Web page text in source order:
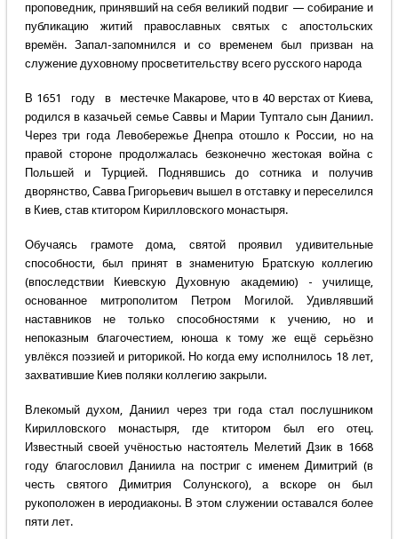
проповедник, принявший на себя великий подвиг — собирание и
публикацию житий православных святых с апостольских
времён. Запал-запомнился и со временем был призван на
служение духовному просветительству всего русского народа
В 1651 году в местечке Макарове, что в 40 верстах от Киева,
родился в казачьей семье Саввы и Марии Туптало сын Даниил.
Через три года Левобережье Днепра отошло к России, но на
правой стороне продолжалась безконечно жестокая война с
Польшей и Турцией. Поднявшись до сотника и получив
дворянство, Савва Григорьевич вышел в отставку и переселился
в Киев, став ктитором Кирилловского монастыря.
Обучаясь грамоте дома, святой проявил удивительные
способности, был принят в знаменитую Братскую коллегию
(впоследствии Киевскую Духовную академию) - училище,
основанное митрополитом Петром Могилой. Удивлявший
наставников не только способностями к учению, но и
непоказным благочестием, юноша к тому же ещё серьёзно
увлёкся поэзией и риторикой. Но когда ему исполнилось 18 лет,
захватившие Киев поляки коллегию закрыли.
Влекомый духом, Даниил через три года стал послушником
Кирилловского монастыря, где ктитором был его отец.
Известный своей учёностью настоятель Мелетий Дзик в 1668
году благословил Даниила на постриг с именем Димитрий (в
честь святого Димитрия Солунского), а вскоре он был
рукоположен в иеродиаконы. В этом служении оставался более
пяти лет.